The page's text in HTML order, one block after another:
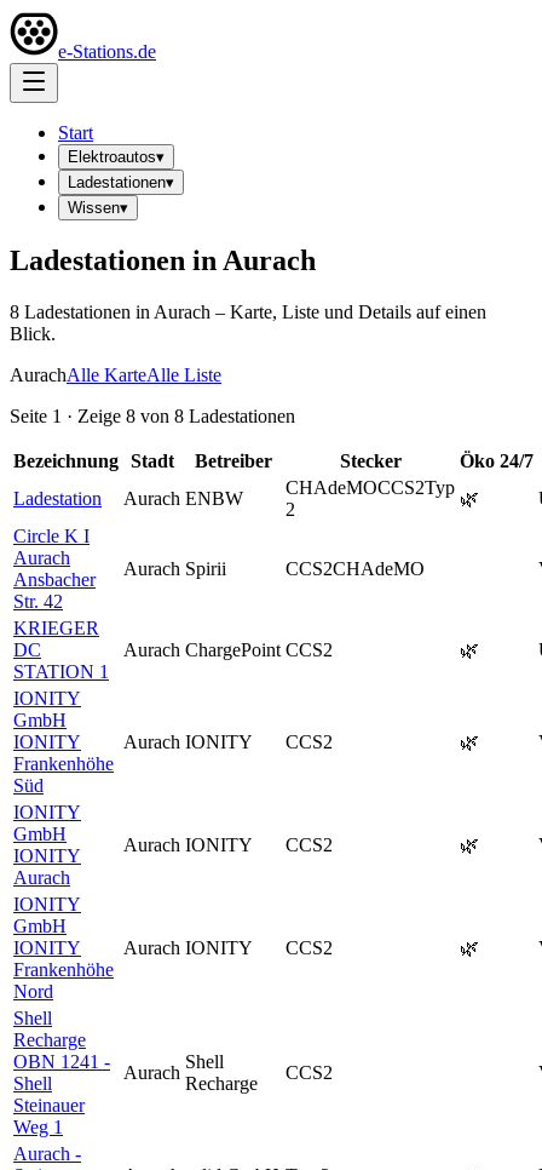
e-Stations.de
Start
Elektroautos▾
Ladestationen▾
Wissen▾
Ladestationen in Aurach
8 Ladestationen in Aurach – Karte, Liste und Details auf einen
Blick.
AurachAlle KarteAlle Liste
Seite 1 · Zeige 8 von 8 Ladestationen
Bezeichnung Stadt Betreiber Stecker Öko 24/7
Ladestation
Aurach ENBW
CHAdeMOCCS2Typ
2
🌿
Circle K I
Aurach
Ansbacher
Str. 42
Aurach Spirii CCS2CHAdeMO
KRIEGER
DC
STATION 1
Aurach ChargePoint CCS2 🌿
IONITY
GmbH
IONITY
Frankenhöhe
Süd
Aurach IONITY CCS2 🌿
IONITY
GmbH
IONITY
Aurach
Aurach IONITY CCS2 🌿
IONITY
GmbH
IONITY
Frankenhöhe
Nord
Aurach IONITY CCS2 🌿
Shell
Recharge
OBN 1241 -
Shell
Steinauer
Weg 1
Aurach
Shell
Recharge
CCS2
Aurach -